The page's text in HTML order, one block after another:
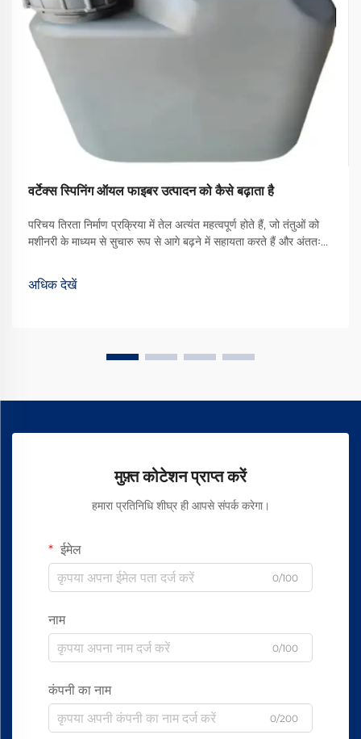
वर्टेक्स स्पिनिंग ऑयल फाइबर उत्पादन को कैसे बढ़ाता है
परिचय तिरता निर्माण प्रक्रिया में तेल अत्यंत महत्वपूर्ण होते हैं, जो तंतुओं को
मशीनरी के माध्यम से सुचारु रूप से आगे बढ़ने में सहायता करते हैं और अंततः
वॉर्टेक्स स्पिनिंग ऑयल एक प्रकार का ... बन गया है
अधिक देखें
मुफ़्त कोटेशन प्राप्त करें
हमारा प्रतिनिधि शीघ्र ही आपसे संपर्क करेगा।
ईमेल
0/100
नाम
0/100
कंपनी का नाम
0/200